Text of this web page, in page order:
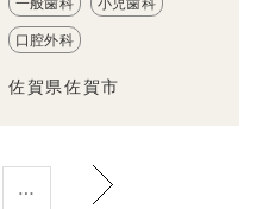
口腔外科
佐賀県佐賀市
…